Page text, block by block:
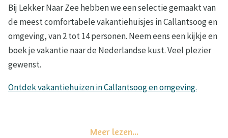
Bij Lekker Naar Zee hebben we een selectie gemaakt van
de meest comfortabele vakantiehuisjes in Callantsoog en
omgeving, van 2 tot 14 personen. Neem eens een kijkje en
boek je vakantie naar de Nederlandse kust. Veel plezier
gewenst.
Ontdek vakantiehuizen in Callantsoog en omgeving.
Meer lezen...